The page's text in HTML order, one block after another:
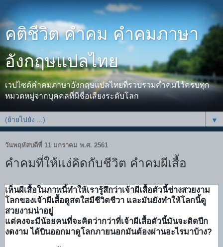
คติชีวิต คำคม คำคมภาษา
อังกฤษแปลไทย
เวปไซด์คำคมภาษาอังกฤษแปลไทยที่รวบรวมคำคมไว้ครบทุก
หมวดหมู่จากบุคคลที่มีชื่อเสียงระดับโลก
▼
วันพฤหัสบดีที่ 11 มกราคม พ.ศ. 2561
คำคมที่ให้แง่คิดกับชีวิต คำคมผีเสื้อ
เห็นผีเสื้อในภาพนี้ทำให้เรารู้สึกว่าเจ้าผีเสื้อตัวนี้ช่างสวยงาม
โลกของเจ้าผีเสื้อดูสดใสมีชีวิตชีวา และมันยังทำให้โลกนี้ดู
สวยงามน่าอยู่
แต่คงจะมีน้อยคนที่จะคิดว่ากว่าที่เจ้าผีเสื้อตัวนี้มันจะติดปีก
งดงาม ได้บินออกมาดูโลกภายนอกมันต้องผ่านอะไรมาบ้าง?